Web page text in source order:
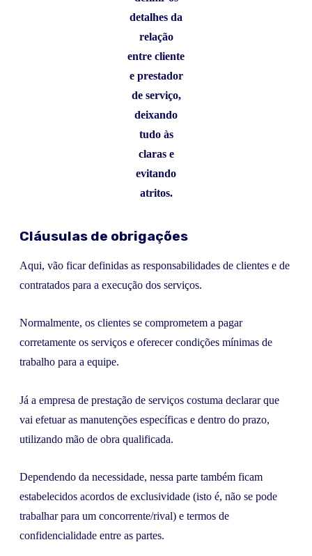
detalhes da
relação
entre cliente
e prestador
de serviço,
deixando
tudo às
claras e
evitando
atritos.
Cláusulas de obrigações
Aqui, vão ficar definidas as responsabilidades de clientes e de
contratados para a execução dos serviços.
Normalmente, os clientes se comprometem a pagar
corretamente os serviços e oferecer condições mínimas de
trabalho para a equipe.
Já a empresa de prestação de serviços costuma declarar que
vai efetuar as manutenções específicas e dentro do prazo,
utilizando mão de obra qualificada.
Dependendo da necessidade, nessa parte também ficam
estabelecidos acordos de exclusividade (isto é, não se pode
trabalhar para um concorrente/rival) e termos de
confidencialidade entre as partes.